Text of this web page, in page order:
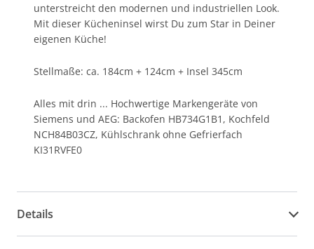
unterstreicht den modernen und industriellen Look.
Mit dieser Kücheninsel wirst Du zum Star in Deiner
eigenen Küche!
Stellmaße: ca. 184cm + 124cm + Insel 345cm
Alles mit drin ... Hochwertige Markengeräte von
Siemens und AEG: Backofen HB734G1B1, Kochfeld
NCH84B03CZ, Kühlschrank ohne Gefrierfach
KI31RVFE0
Details